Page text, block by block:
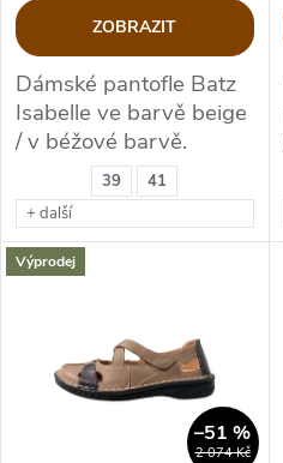
d
u
k
t
o
d
u
k
t
39
41
+ další
ZOBRAZIT
Dámské pantofle Batz
Isabelle ve barvě beige
/ v béžové barvě.
Výprodej
2 074 Kč
–51 %